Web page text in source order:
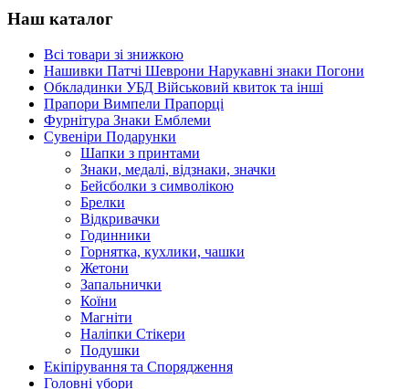
Наш каталог
Всі товари зі знижкою
Нашивки Патчі Шеврони Нарукавні знаки Погони
Обкладинки УБД Військовий квиток та інші
Прапори Вимпели Прапорці
Фурнітура Знаки Емблеми
Сувеніри Подарунки
Шапки з принтами
Знаки, медалі, відзнаки, значки
Бейсболки з символікою
Брелки
Відкривачки
Годинники
Горнятка, кухлики, чашки
Жетони
Запальнички
Коїни
Магніти
Наліпки Стікери
Подушки
Екіпірування та Спорядження
Головні убори